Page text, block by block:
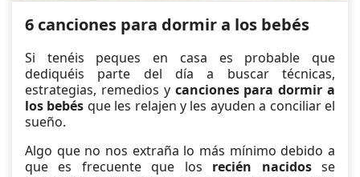
6 canciones para dormir a los bebés
Si tenéis peques en casa es probable que
dediquéis parte del día a buscar técnicas,
estrategias, remedios y canciones para dormir a
los bebés que les relajen y les ayuden a conciliar el
sueño.
Algo que no nos extraña lo más mínimo debido a
que es frecuente que los recién nacidosse